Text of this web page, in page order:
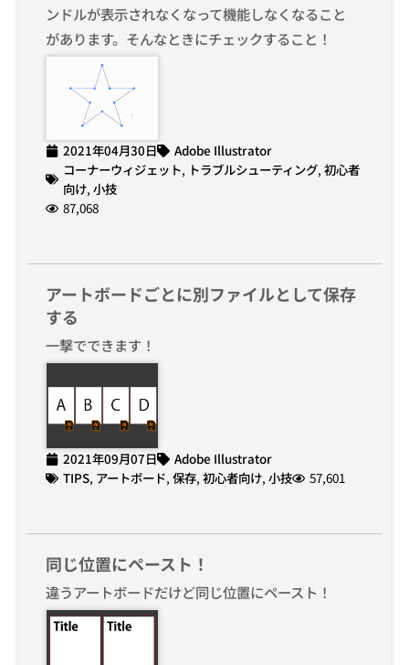
ンドルが表示されなくなって機能しなくなること
があります。そんなときにチェックすること！
2021年04月30日
Adobe Illustrator
コーナーウィジェット, トラブルシューティング, 初心者
向け, 小技
87,068
アートボードごとに別ファイルとして保存
する
一撃でできます！
2021年09月07日
Adobe Illustrator
TIPS, アートボード, 保存, 初心者向け, 小技 57,601
同じ位置にペースト！
違うアートボードだけど同じ位置にペースト！